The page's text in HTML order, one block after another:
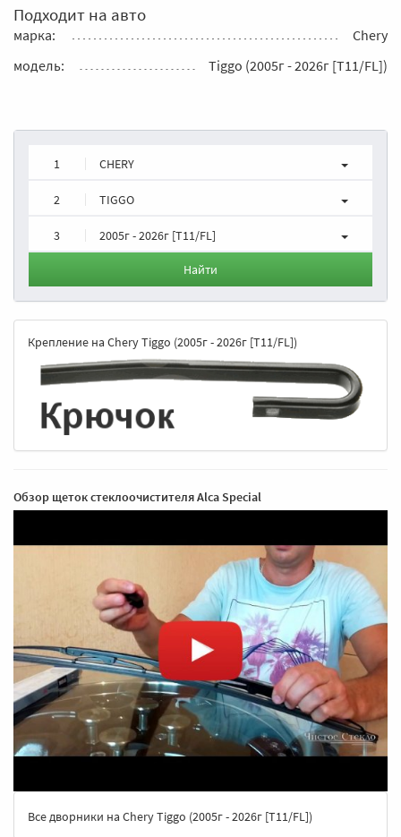
Подходит на авто
марка:
Chery
модель:
Tiggo (2005г - 2026г [T11/FL])
1 CHERY
2 TIGGO
3 2005г - 2026г [T11/FL]
Найти
Крепление на Chery Tiggo (2005г - 2026г [T11/FL])
Обзор щеток стеклоочистителя Alca Special
Все дворники на Chery Tiggo (2005г - 2026г [T11/FL])